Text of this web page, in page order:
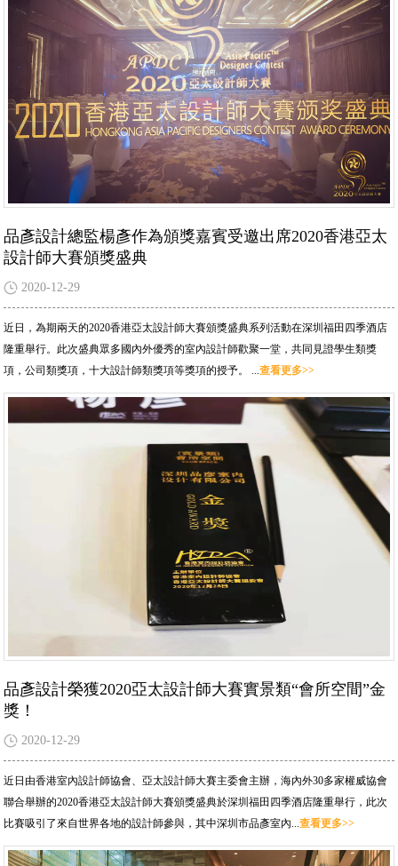
品彥設計總監楊彥作為頒獎嘉賓受邀出席2020香港亞太
設計師大賽頒獎盛典
2020-12-29
近日，為期兩天的2020香港亞太設計師大賽頒獎盛典系列活動在深圳福田四季酒店
隆重舉行。此次盛典眾多國內外優秀的室內設計師歡聚一堂，共同見證學生類獎
項，公司類獎項，十大設計師類獎項等獎項的授予。 ...查看更多>>
品彥設計榮獲2020亞太設計師大賽實景類“會所空間”金
獎！
2020-12-29
近日由香港室內設計師協會、亞太設計師大賽主委會主辦，海內外30多家權威協會
聯合舉辦的2020香港亞太設計師大賽頒獎盛典於深圳福田四季酒店隆重舉行，此次
比賽吸引了來自世界各地的設計師參與，其中深圳市品彥室內...查看更多>>